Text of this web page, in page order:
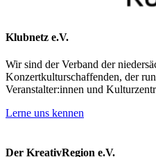
Klubnetz e.V.
Wir sind der Verband der
Konzertkulturschaffenden, der
Veranstalter:innen und
Lerne uns kennen
Der KreativRegion e.V.